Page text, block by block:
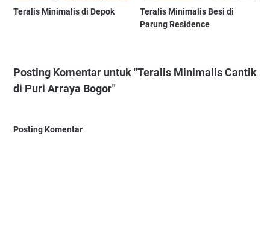
Teralis Minimalis di Depok
Teralis Minimalis Besi di
Parung Residence
Posting Komentar untuk "Teralis Minimalis Cantik
di Puri Arraya Bogor"
Posting Komentar